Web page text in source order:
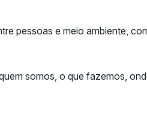
pessoas e meio ambiente,
somos, o que fazemos,